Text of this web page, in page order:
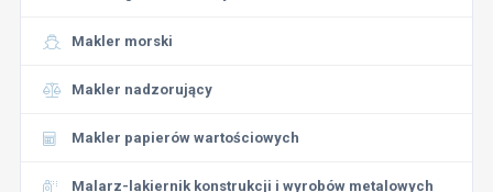
Makler morski
Makler nadzorujący
Makler papierów wartościowych
Malarz-lakiernik konstrukcji i wyrobów metalowych